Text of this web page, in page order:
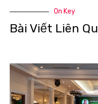
On Key
Bài Viết Liên